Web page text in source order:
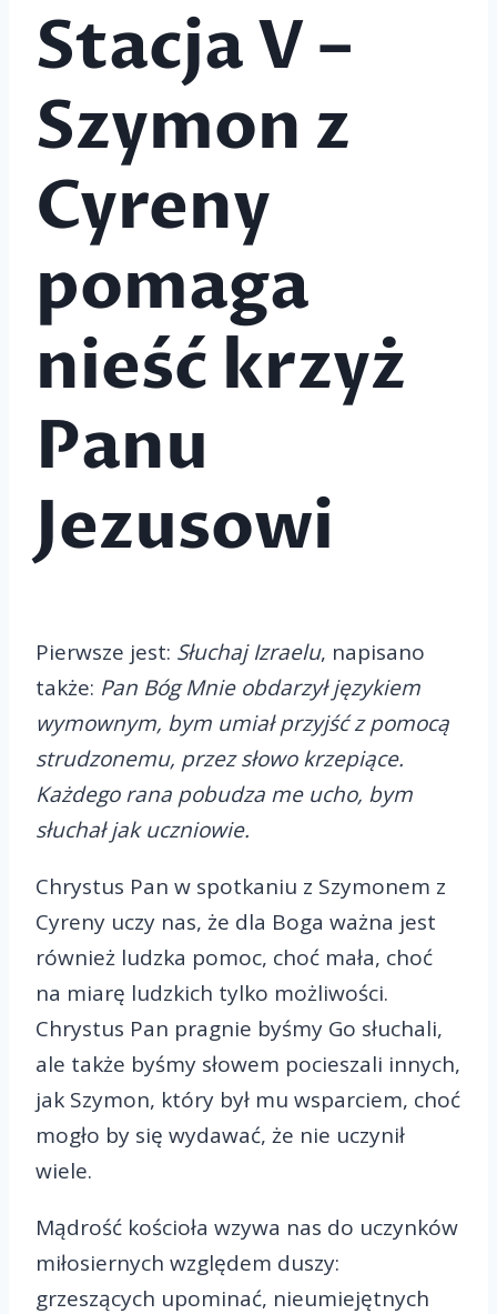
Stacja V –
Szymon z
Cyreny
pomaga
nieść krzyż
Panu
Jezusowi
Pierwsze jest: Słuchaj Izraelu, napisano
także: Pan Bóg Mnie obdarzył językiem
wymownym, bym umiał przyjść z pomocą
strudzonemu, przez słowo krzepiące.
Każdego rana pobudza me ucho, bym
słuchał jak uczniowie.
Chrystus Pan w spotkaniu z Szymonem z
Cyreny uczy nas, że dla Boga ważna jest
również ludzka pomoc, choć mała, choć
na miarę ludzkich tylko możliwości.
Chrystus Pan pragnie byśmy Go słuchali,
ale także byśmy słowem pocieszali innych,
jak Szymon, który był mu wsparciem, choć
mogło by się wydawać, że nie uczynił
wiele.
Mądrość kościoła wzywa nas do uczynków
miłosiernych względem duszy:
grzeszących upominać, nieumiejętnych